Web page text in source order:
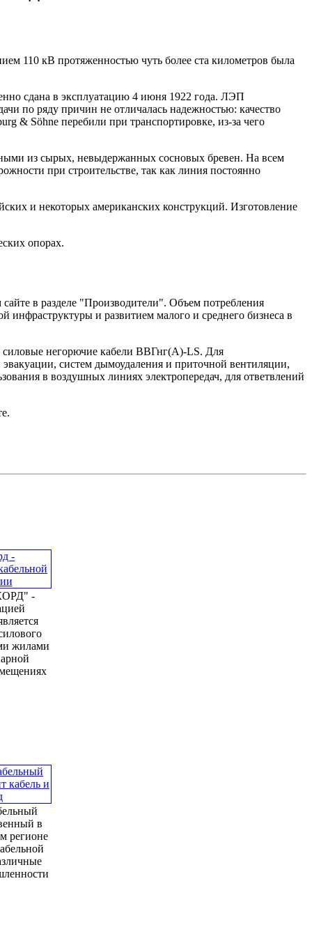
110 кВ протяженностью чуть более ста километров была
сдана в эксплуатацию 4 июня 1922 года. ЛЭП
по ряду причин не отличалась надежностью: качество
& Söhne перебили при транспортировке, из-за чего
из сырых, невыдержанных сосновых бревен. На всем
при строительстве, так как линия постоянно
и некоторых американских конструкций. Изготовление
опорах.
в разделе "Производители". Объем потребления
инфраструктуры и развитием малого и среднего бизнеса в
силовые негорючие кабели ВВГнг(А)-LS. Для
систем дымоудаления и приточной вентиляции,
в воздушных линиях электропередач, для ответвлений
-
жилами
в
регионе